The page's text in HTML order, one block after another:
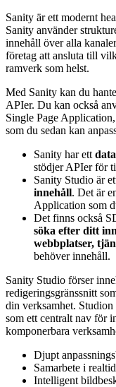
Sanity är ett modernt
Sanity använder
innehåll över alla
företag att ansluta till
ramverk som helst.
Med Sanity kan du
APIer. Du kan också
Single Page
som du sedan kan
Sanity har ett
stödjer APIer för
Sanity Studio är
innehåll. Det är
Application som
Det finns också
söka efter ditt
webbplatser,
behöver innehåll.
Sanity Studio förser
redigeringsgränssnitt
din verksamhet.
som ett centralt nav för
komponerbara
Djupt
Samarbete i
Intelligent